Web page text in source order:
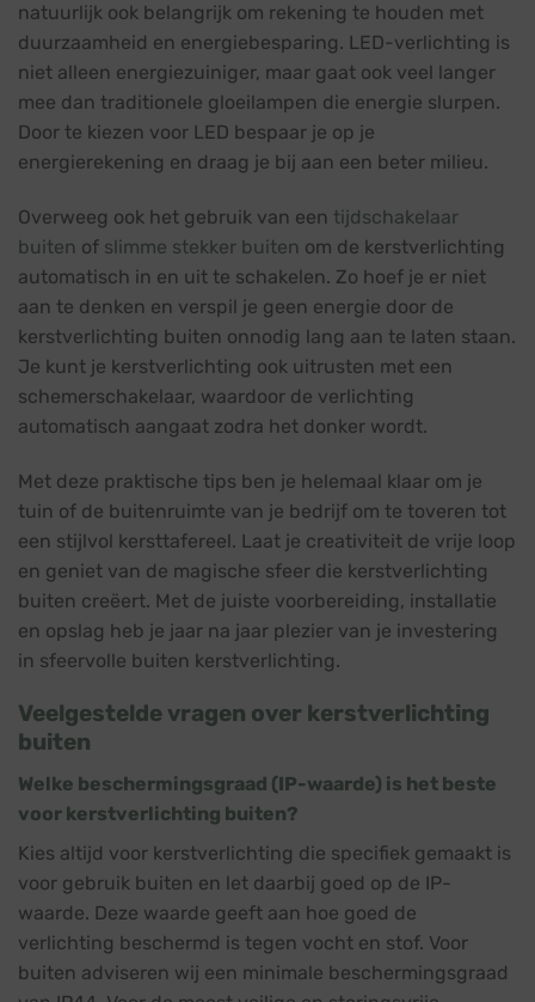
natuurlijk ook belangrijk om rekening te houden met
duurzaamheid en energiebesparing. LED-verlichting is
niet alleen energiezuiniger, maar gaat ook veel langer
mee dan traditionele gloeilampen die energie slurpen.
Door te kiezen voor LED bespaar je op je
energierekening en draag je bij aan een beter milieu.
Overweeg ook het gebruik van een tijdschakelaar
buiten of slimme stekker buiten om de kerstverlichting
automatisch in en uit te schakelen. Zo hoef je er niet
aan te denken en verspil je geen energie door de
kerstverlichting buiten onnodig lang aan te laten staan.
Je kunt je kerstverlichting ook uitrusten met een
schemerschakelaar, waardoor de verlichting
automatisch aangaat zodra het donker wordt.
Met deze praktische tips ben je helemaal klaar om je
tuin of de buitenruimte van je bedrijf om te toveren tot
een stijlvol kersttafereel. Laat je creativiteit de vrije loop
en geniet van de magische sfeer die kerstverlichting
buiten creëert. Met de juiste voorbereiding, installatie
en opslag heb je jaar na jaar plezier van je investering
in sfeervolle buiten kerstverlichting.
Veelgestelde vragen over kerstverlichting
buiten
Welke beschermingsgraad (IP-waarde) is het beste
voor kerstverlichting buiten?
Kies altijd voor kerstverlichting die specifiek gemaakt is
voor gebruik buiten en let daarbij goed op de IP-
waarde. Deze waarde geeft aan hoe goed de
verlichting beschermd is tegen vocht en stof. Voor
buiten adviseren wij een minimale beschermingsgraad